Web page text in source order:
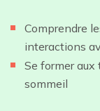
Comprendre
interactions
Se former aux
sommeil